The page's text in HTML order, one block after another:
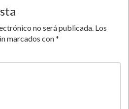
no será publicada. Los
marcados con*